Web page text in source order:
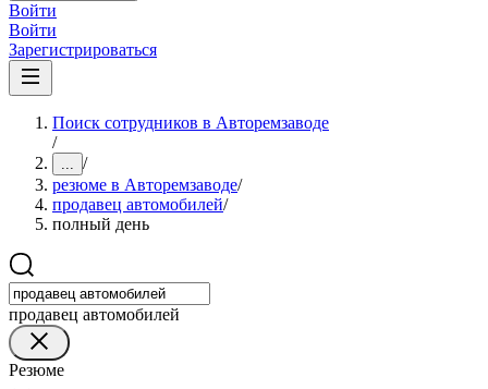
Войти
Войти
Зарегистрироваться
Поиск сотрудников в Авторемзаводе
/
... /
резюме в Авторемзаводе/
продавец автомобилей/
полный день
продавец автомобилей
Резюме